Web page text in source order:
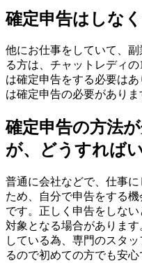
確定申告はしな
他にお仕事をしていて、
る方は、チャットレディ
は確定申告をする必要は
は確定申告の必要がありま
確定申告の方法
が、どうすれば
普通に会社などで、仕事
ため、自分で申告をする
です。正しく申告をしな
対象となる場合がありま
している為、専門のスタ
るので初めての方でも安心